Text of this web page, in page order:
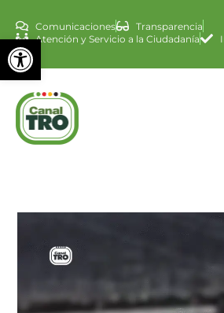
Abrir barra de
Comunicaciones
Transparencia
Atención y Servicio a la Ciudadanía